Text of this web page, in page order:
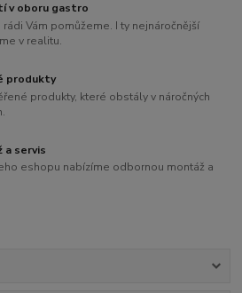
v oboru gastro
rádi Vám pomůžeme. I ty nejnáročnější
v realitu.
produkty
produkty, které obstály v náročných
a servis
eshopu nabízíme odbornou montáž a